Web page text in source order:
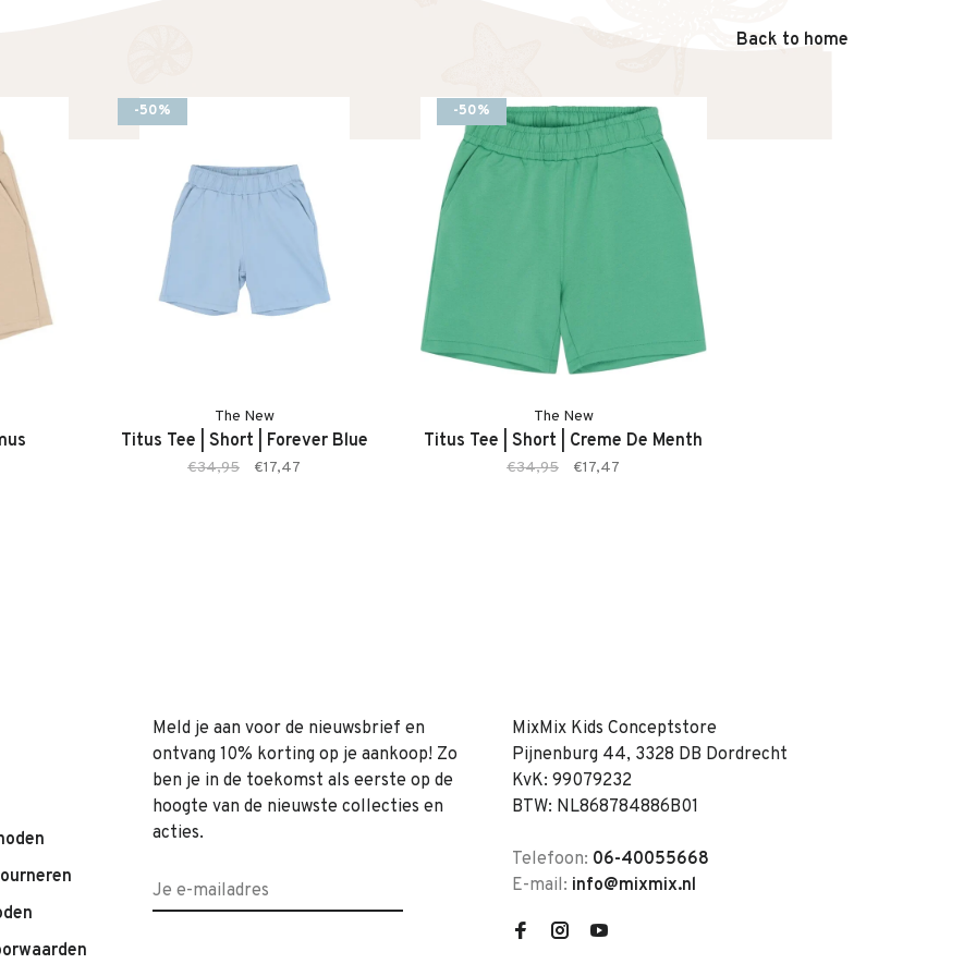
Back to home
-50%
The New
Titus Tee | Short | Forever Blue
€34,95 €17,47
-50%
The New
Titus Tee | Short | Creme De Menth
€34,95 €17,47
Meld je aan voor de nieuwsbrief en
ontvang 10% korting op je aankoop! Zo
ben je in de toekomst als eerste op de
hoogte van de nieuwste collecties en
acties.
MixMix Kids Conceptstore
Pijnenburg 44, 3328 DB Dordrecht
KvK: 99079232
BTW: NL868784886B01
Telefoon: 06-40055668
E-mail: info@mixmix.nl